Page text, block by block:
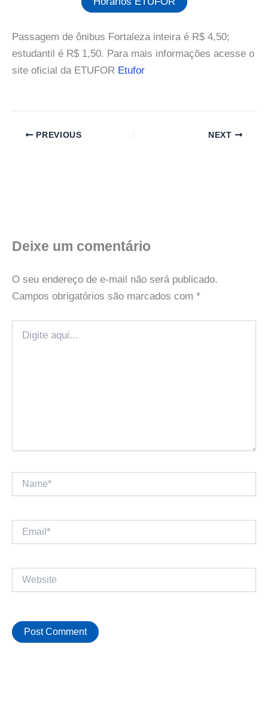
Passagem de ônibus Fortaleza inteira é R$ 4,50;
estudantil é R$ 1,50. Para mais informações acesse o
site oficial da ETUFOR Etufor
PREVIOUS NEXT
Deixe um comentário
O seu endereço de e-mail não será publicado.
Campos obrigatórios são marcados com *
aqui...
Name*